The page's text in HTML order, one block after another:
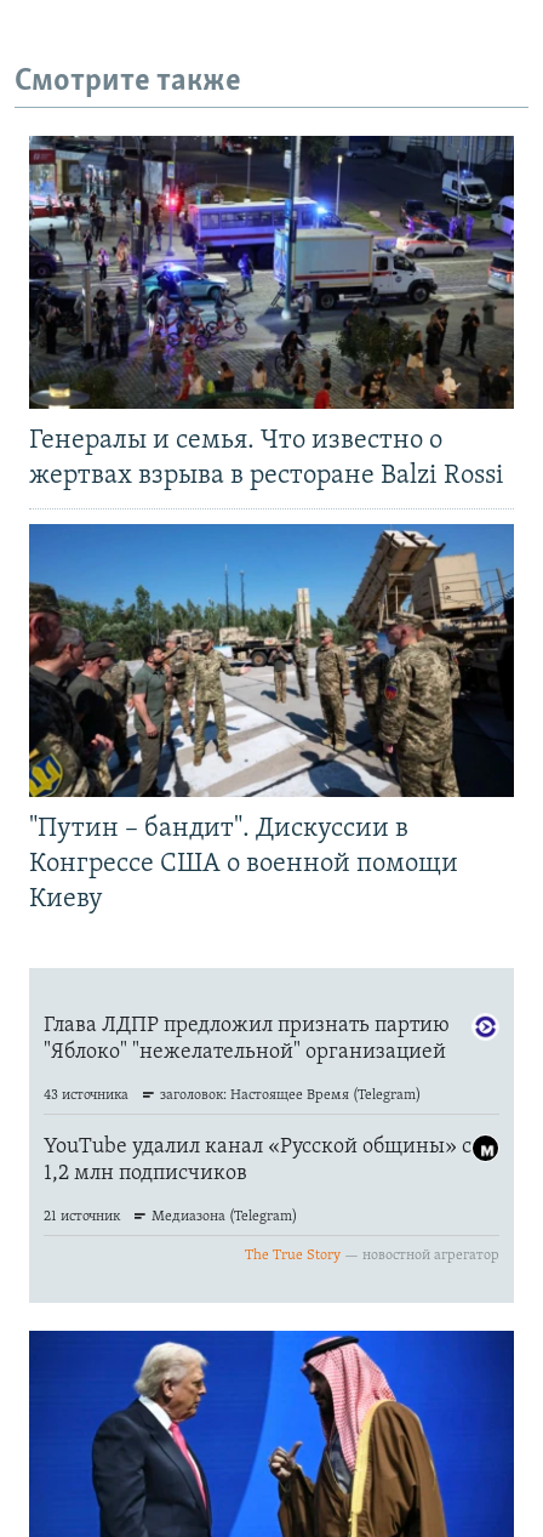
Смотрите также
Генералы и семья. Что известно о
жертвах взрыва в ресторане Balzi Rossi
"Путин – бандит". Дискуссии в
Конгрессе США о военной помощи
Киеву